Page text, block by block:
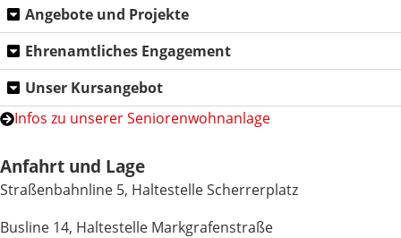
Angebote und Projekte
Ehrenamtliches Engagement
Unser Kursangebot
Infos zu unserer Seniorenwohnanlage
Anfahrt und Lage
Straßenbahnline 5, Haltestelle Scherrerplatz
Busline 14, Haltestelle Markgrafenstraße